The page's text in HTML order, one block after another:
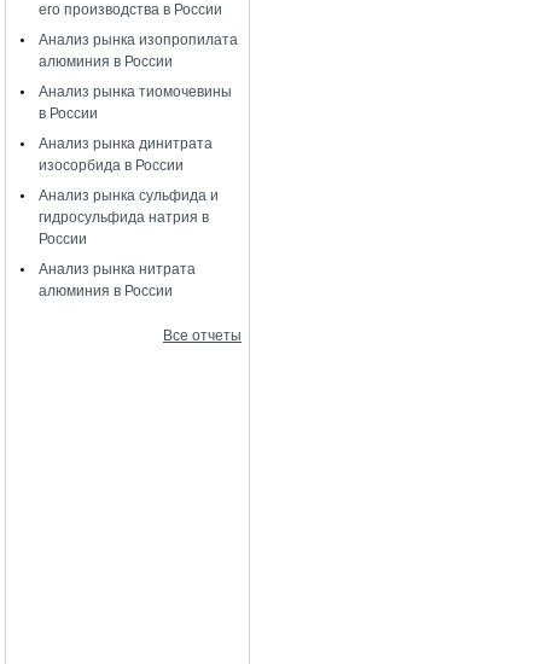
его производства в России
Анализ рынка изопропилата
алюминия в России
Анализ рынка тиомочевины
в России
Анализ рынка динитрата
изосорбида в России
Анализ рынка сульфида и
гидросульфида натрия в
России
Анализ рынка нитрата
алюминия в России
Все отчеты